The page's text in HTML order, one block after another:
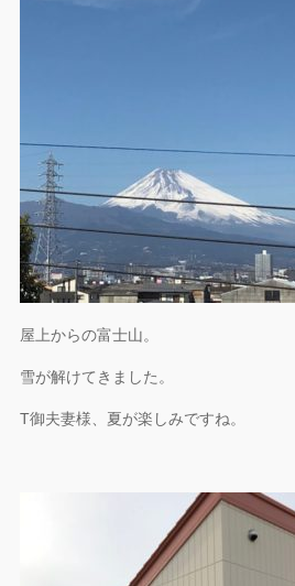
屋上からの富士山。
雪が解けてきました。
T御夫妻様、夏が楽しみですね。